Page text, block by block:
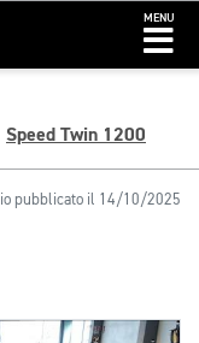
MENU
Speed Twin 1200
pubblicato il 14/10/2025